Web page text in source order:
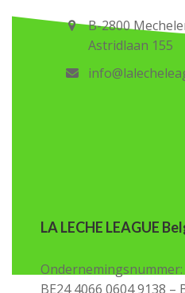
B-2800
Astridlaan 155
LA LECHE LEAGUE
Ondernemingsnummer:
BE24 4066 0604 9138 –